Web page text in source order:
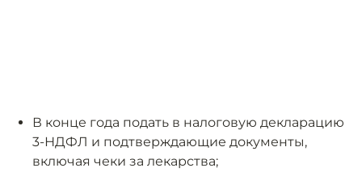
В конце года подать в налоговую декларацию
3-НДФЛ и подтверждающие документы,
включая чеки за лекарства;